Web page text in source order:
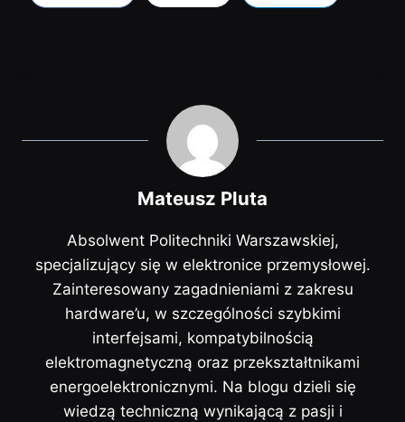
Mateusz Pluta
Absolwent Politechniki Warszawskiej,
specjalizujący się w elektronice przemysłowej.
Zainteresowany zagadnieniami z zakresu
hardware’u, w szczególności szybkimi
interfejsami, kompatybilnością
elektromagnetyczną oraz przekształtnikami
energoelektronicznymi. Na blogu dzieli się
wiedzą techniczną wynikającą z pasji i